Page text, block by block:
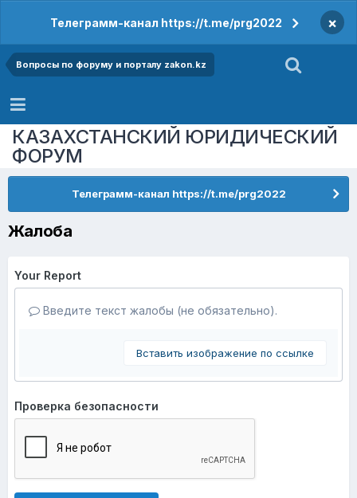
Телеграмм-канал https://t.me/prg2022 ×
Вопросы по форуму и порталу zakon.kz
КАЗАХСТАНСКИЙ ЮРИДИЧЕСКИЙ
ФОРУМ
Телеграмм-канал https://t.me/prg2022
Жалоба
Your Report
Введите текст жалобы (не обязательно).
Вставить изображение по ссылке
Проверка безопасности